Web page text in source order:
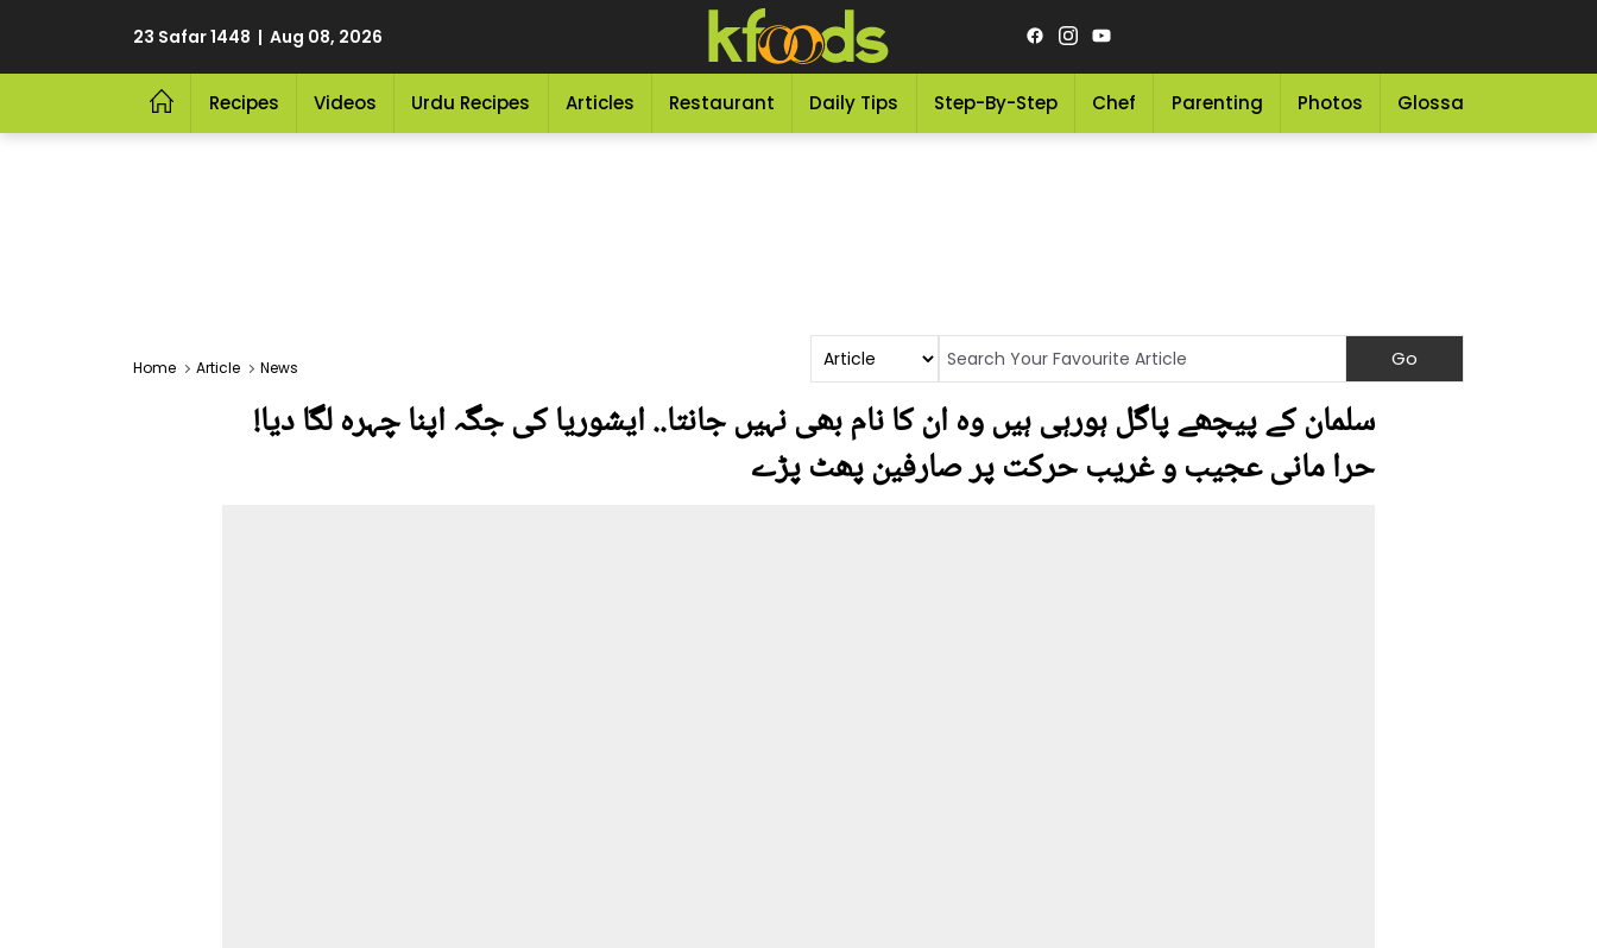
23 Safar 1448 | Aug 08, 2026
Recipes Videos Urdu Recipes Articles Restaurant Daily Tips Step-By-Step Chef Parenting Photos Glossary
Home Article News
سلمان کے پیچھے پاگل ہورہی ہیں وہ ان کا نام بھی نہیں جانتا.. ایشوریا کی جگہ اپنا چہرہ لگا دیا!
حرا مانی عجیب و غریب حرکت پر صارفین پھٹ پڑے